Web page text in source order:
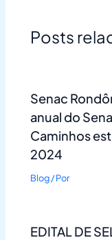
Posts
Senac
anual do
Caminhos
2024
Blog/ Por
EDITAL DE